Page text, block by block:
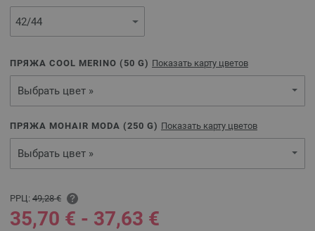
ПРЯЖА COOL MERINO ( 50 G) Показать карту цветов
Выбрать цвет »
ПРЯЖА MOHAIR MODA (250 G) Показать карту цветов
Выбрать цвет »
РРЦ: 49,28 €
35,70 € - 37,63 €